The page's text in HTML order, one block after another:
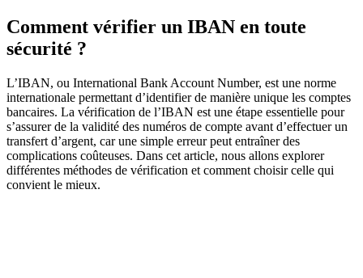
Comment vérifier un IBAN en toute
sécurité ?
L’IBAN, ou International Bank Account Number, est une norme
internationale permettant d’identifier de manière unique les comptes
bancaires. La vérification de l’IBAN est une étape essentielle pour
s’assurer de la validité des numéros de compte avant d’effectuer un
transfert d’argent, car une simple erreur peut entraîner des
complications coûteuses. Dans cet article, nous allons explorer
différentes méthodes de vérification et comment choisir celle qui
convient le mieux.